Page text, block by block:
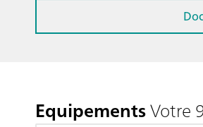
EquipementsVotre